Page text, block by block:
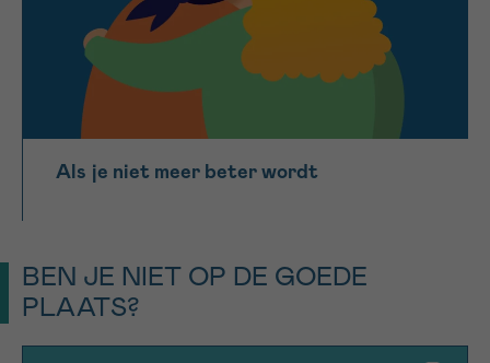
Als je niet meer beter wordt
BEN JE NIET OP DE GOEDE
PLAATS?